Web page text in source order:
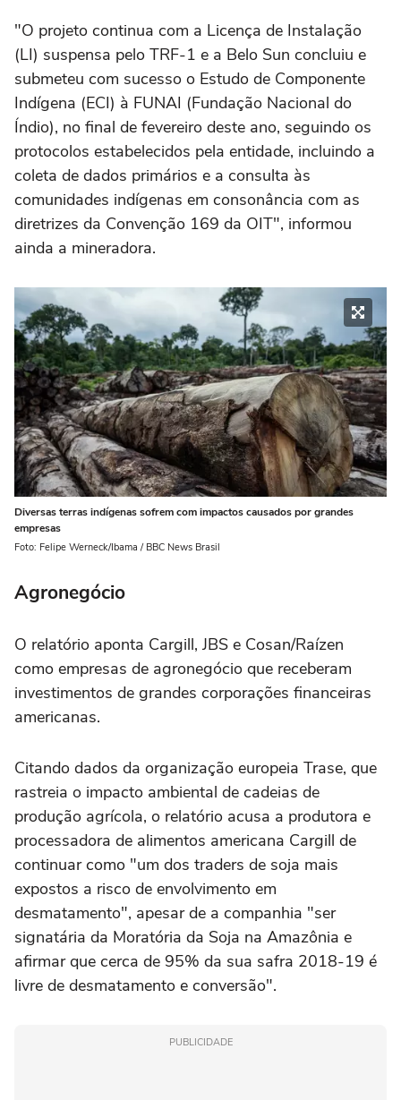
"O projeto continua com a Licença de Instalação
(LI) suspensa pelo TRF-1 e a Belo Sun concluiu e
submeteu com sucesso o Estudo de Componente
Indígena (ECI) à FUNAI (Fundação Nacional do
Índio), no final de fevereiro deste ano, seguindo os
protocolos estabelecidos pela entidade, incluindo a
coleta de dados primários e a consulta às
comunidades indígenas em consonância com as
diretrizes da Convenção 169 da OIT", informou
ainda a mineradora.
Diversas terras indígenas sofrem com impactos causados por grandes
empresas
Foto: Felipe Werneck/Ibama / BBC News Brasil
Agronegócio
O relatório aponta Cargill, JBS e Cosan/Raízen
como empresas de agronegócio que receberam
investimentos de grandes corporações financeiras
americanas.
Citando dados da organização europeia Trase, que
rastreia o impacto ambiental de cadeias de
produção agrícola, o relatório acusa a produtora e
processadora de alimentos americana Cargill de
continuar como "um dos traders de soja mais
expostos a risco de envolvimento em
desmatamento", apesar de a companhia "ser
signatária da Moratória da Soja na Amazônia e
afirmar que cerca de 95% da sua safra 2018-19 é
livre de desmatamento e conversão".
PUBLICIDADE